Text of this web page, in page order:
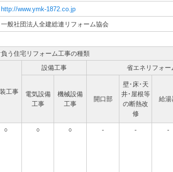
http://www.ymk-1872.co.jp
一般社団法人全建総連リフォーム協会
う住宅リフォーム工事の種類
工事
設備工事
省エネリフォー
電気設備
工事
機械設備
工事
開口部
壁･床･天
井･屋根等
の断熱改
修
給湯
○ ○ ○ - - -